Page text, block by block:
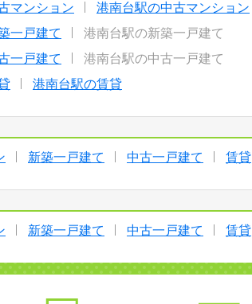
マンション
港南台駅の中古マンション
一戸建て
港南台駅の新築一戸建て
一戸建て
港南台駅の中古一戸建て
港南台駅の賃貸
新築一戸建て 中古一戸建て 賃貸
新築一戸建て 中古一戸建て 賃貸